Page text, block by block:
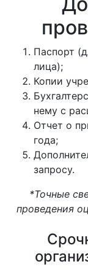
Паспорт
лица);
Копии
нему с
Отчет о
года;
запросу.
*Точные
проведения